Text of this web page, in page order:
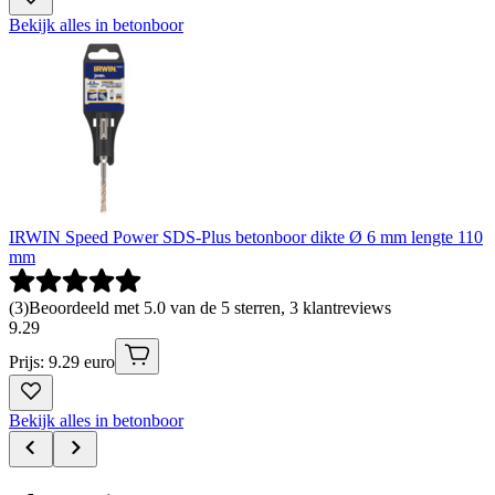
Bekijk alles in betonboor
IRWIN Speed Power SDS-Plus betonboor dikte Ø 6 mm lengte 110
mm
(3)Beoordeeld met 5.0 van de 5 sterren, 3 klantreviews
9.29
Prijs: 9.29 euro
Bekijk alles in betonboor